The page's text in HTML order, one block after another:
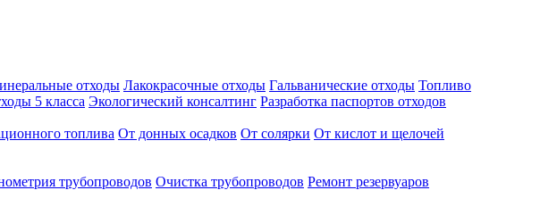
отходы Лакокрасочные отходы Гальванические отходы Топливо
5 класса Экологический консалтинг Разработка паспортов отходов
топлива От донных осадков От солярки От кислот и щелочей
трубопроводов Очистка трубопроводов Ремонт резервуаров